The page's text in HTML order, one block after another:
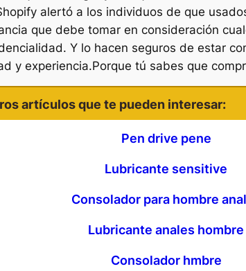
alertó a los individuos de que
que debe tomar en consideración
Y lo hacen seguros de estar
y experiencia.Porque tú sabes que
artículos que te pueden interesar:
Pen drive pene
Lubricante sensitive
Consolador para hombre
Lubricante anales hombre
Consolador hmbre